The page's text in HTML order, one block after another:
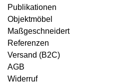
Publikationen
Objektmöbel
Maßgeschneidert
Referenzen
Versand (B2C)
AGB
Widerruf